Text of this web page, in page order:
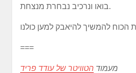
בואו ונרכיב נבחרת מנצחת.
===
מעמוד הטוויטר של עודד פריד